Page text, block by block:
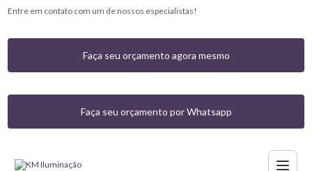
Entre em contato com um de nossos especialistas!
Faça seu orçamento agora mesmo
Faça seu orçamento por Whatsapp